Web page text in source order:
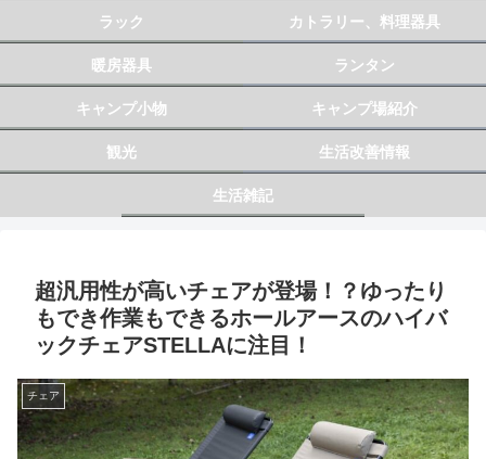
ラック カトラリー、料理器具
暖房器具 ランタン
キャンプ小物 キャンプ場紹介
観光 生活改善情報
生活雑記
超汎用性が高いチェアが登場！？ゆったり
もでき作業もできるホールアースのハイバ
ックチェアSTELLAに注目！
チェア